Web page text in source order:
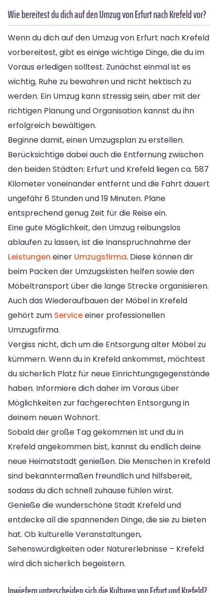
Wie bereitest du dich auf den Umzug von Erfurt nach Krefeld vor?
Wenn du dich auf den Umzug von Erfurt nach Krefeld
vorbereitest, gibt es einige wichtige Dinge, die du im
Voraus erledigen solltest. Zunächst einmal ist es
wichtig, Ruhe zu bewahren und nicht hektisch zu
werden. Ein Umzug kann stressig sein, aber mit der
richtigen Planung und Organisation kannst du ihn
erfolgreich bewältigen.
Beginne damit, einen Umzugsplan zu erstellen.
Berücksichtige dabei auch die Entfernung zwischen
den beiden Städten: Erfurt und Krefeld liegen ca. 587
Kilometer voneinander entfernt und die Fahrt dauert
ungefähr 6 Stunden und 19 Minuten. Plane
entsprechend genug Zeit für die Reise ein.
Eine gute Möglichkeit, den Umzug reibungslos
ablaufen zu lassen, ist die Inanspruchnahme der
Leistungen einer Umzugsfirma. Diese können dir
beim Packen der Umzugskisten helfen sowie den
Möbeltransport über die lange Strecke organisieren.
Auch das Wiederaufbauen der Möbel in Krefeld
gehört zum Serviceeiner professionellen
Umzugsfirma.
Vergiss nicht, dich um die Entsorgung alter Möbel zu
kümmern. Wenn du in Krefeld ankommst, möchtest
du sicherlich Platz für neue Einrichtungsgegenstände
haben. Informiere dich daher im Voraus über
Möglichkeiten zur fachgerechten Entsorgung in
deinem neuen Wohnort.
Sobald der große Tag gekommen ist und du in
Krefeld angekommen bist, kannst du endlich deine
neue Heimatstadt genießen. Die Menschen in Krefeld
sind bekanntermaßen freundlich und hilfsbereit,
sodass du dich schnell zuhause fühlen wirst.
Genieße die wunderschöne Stadt Krefeld und
entdecke all die spannenden Dinge, die sie zu bieten
hat. Ob kulturelle Veranstaltungen,
Sehenswürdigkeiten oder Naturerlebnisse – Krefeld
wird dich sicherlich begeistern.